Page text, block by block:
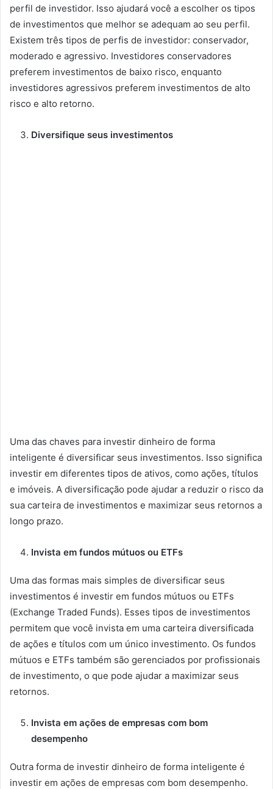
perfil de investidor. Isso ajudará você a escolher os tipos
de investimentos que melhor se adequam ao seu perfil.
Existem três tipos de perfis de investidor: conservador,
moderado e agressivo. Investidores conservadores
preferem investimentos de baixo risco, enquanto
investidores agressivos preferem investimentos de alto
risco e alto retorno.
Diversifique seus investimentos
Uma das chaves para investir dinheiro de forma
inteligente é diversificar seus investimentos. Isso significa
investir em diferentes tipos de ativos, como ações, títulos
e imóveis. A diversificação pode ajudar a reduzir o risco da
sua carteira de investimentos e maximizar seus retornos a
longo prazo.
Invista em fundos mútuos ou ETFs
Uma das formas mais simples de diversificar seus
investimentos é investir em fundos mútuos ou ETFs
(Exchange Traded Funds). Esses tipos de investimentos
permitem que você invista em uma carteira diversificada
de ações e títulos com um único investimento. Os fundos
mútuos e ETFs também são gerenciados por profissionais
de investimento, o que pode ajudar a maximizar seus
retornos.
Invista em ações de empresas com bom
desempenho
Outra forma de investir dinheiro de forma inteligente é
investir em ações de empresas com bom desempenho.